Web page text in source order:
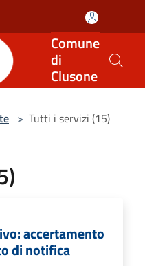
Comune
di
Clusone
> Tutti i servizi (15)
accertamento
di notifica